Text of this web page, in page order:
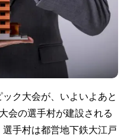
ク大会が、いよいよあと
会の選手村が建設される
手村は都営地下鉄大江戸